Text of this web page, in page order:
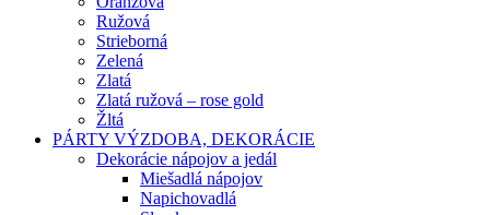
Ružová
Strieborná
Zelená
Zlatá
Zlatá ružová – rose gold
Žltá
PÁRTY VÝZDOBA, DEKORÁCIE
Dekorácie nápojov a jedál
Miešadlá nápojov
Napichovadlá